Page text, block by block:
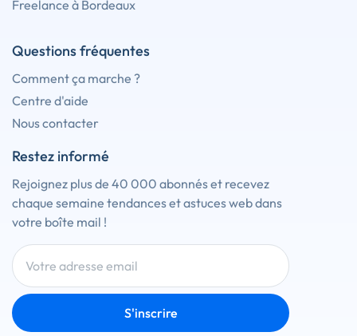
Freelance à Bordeaux
Questions fréquentes
Comment ça marche ?
Centre d'aide
Nous contacter
Restez informé
Rejoignez plus de 40 000 abonnés et recevez
chaque semaine tendances et astuces web dans
votre boîte mail !
S'inscrire